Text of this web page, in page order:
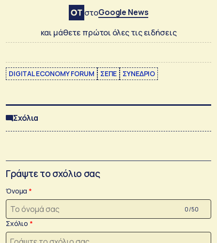
στοGoogle News
και μάθετε πρώτοι όλες τις ειδήσεις
DIGITAL ECONOMY FORUM ΣΕΠΕ ΣΥΝΕΔΡΙΟ
Σχόλια
Γράψτε το σχόλιο σας
Όνομα
0 /50
Σχόλιο